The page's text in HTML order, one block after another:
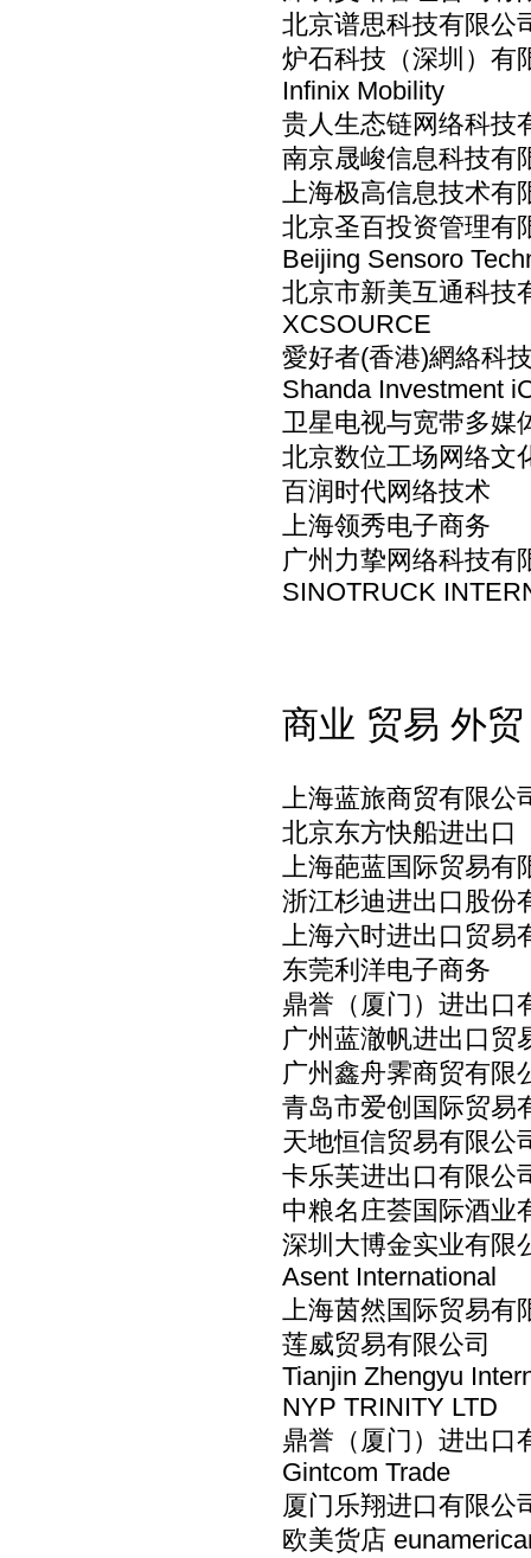
北京谱思科技有限公
炉石科技（深圳）有
Infinix Mobility
贵人生态链网络科技
南京晟峻信息科技有
上海极高信息技术有
北京圣百投资管理有
Beijing Sensoro
北京市新美互通科技
XCSOURCE
愛好者(香港)網絡科
Shanda Investment
卫星电视与宽带多媒
北京数位工场网络文
百润时代网络技术
上海领秀电子商务
广州力挚网络科技有
SINOTRUCK
商业 贸易 外
上海蓝旅商贸有限公
北京东方快船进出口
上海葩蓝国际贸易有
浙江杉迪进出口股份
上海六时进出口贸易
东莞利洋电子商务
鼎誉（厦门）进出口
广州蓝澈帆进出口贸
广州鑫舟霁商贸有限
青岛市爱创国际贸易
天地恒信贸易有限公
卡乐芙进出口有限公
中粮名庄荟国际酒业
深圳大博金实业有限
Asent International
上海茵然国际贸易有
莲威贸易有限公司
Tianjin Zhengyu
NYP TRINITY LTD
鼎誉（厦门）进出口
Gintcom Trade
厦门乐翔进口有限公
欧美货店